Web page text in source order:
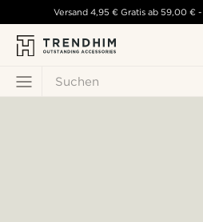
Suchen
Versand 4,95 € Gratis ab59,00 € -